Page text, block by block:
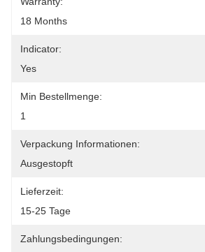
18 Months
Indicator:
Yes
Min Bestellmenge:
1
Verpackung Informationen:
Ausgestopft
Lieferzeit:
15-25 Tage
Zahlungsbedingungen: